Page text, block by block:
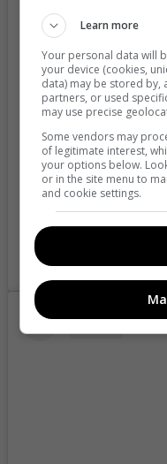
View
A post shared by
Learn more
Your personal data will
your device (cookies,
data) may be stored by,
partners, or used
may use precise
Some vendors may
of legitimate interest,
your options below.
or in the site menu to
and cookie settings.